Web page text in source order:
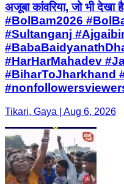
अजूबा कांवरिया, जो भी देखा
#BolBam2026
#Sultanganj
#HarHarMahadev
#BiharToJharkhand
Tikari, Gaya | Aug 6, 2026